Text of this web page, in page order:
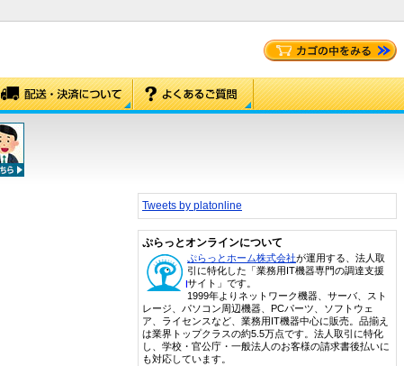
Tweets by platonline
ぷらっとオンラインについて
ぷらっとホーム株式会社が運用する、法人取
引に特化した「業務用IT機器専門の調達支援
サイト」です。
1999年よりネットワーク機器、サーバ、スト
レージ、パソコン周辺機器、PCパーツ、ソフトウェ
ア、ライセンスなど、業務用IT機器中心に販売。品揃え
は業界トップクラスの約5.5万点です。法人取引に特化
し、学校・官公庁・一般法人のお客様の請求書後払いに
も対応しています。